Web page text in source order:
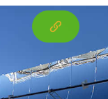
fina de folhas
de enrolar papel
os parâmetros do